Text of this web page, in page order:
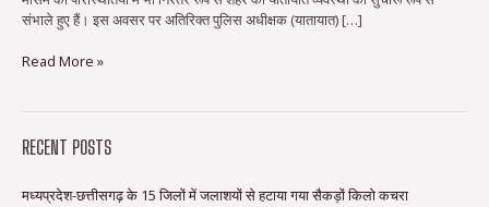
संभाले हुए हैं। इस अवसर पर अतिरिक्त पुलिस अधीक्षक (यातायात) […]
Read More »
RECENT POSTS
मध्यप्रदेश-छत्तीसगढ़ के 15 जिलों में जलाशयों से हटाया गया सैकड़ों किलो कचरा